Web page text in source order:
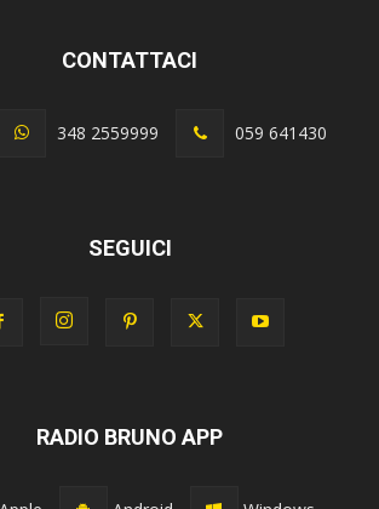
CONTATTACI
348 2559999 059 641430
SEGUICI
RADIO BRUNO APP